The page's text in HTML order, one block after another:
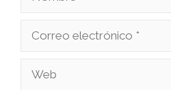
Correo
Web